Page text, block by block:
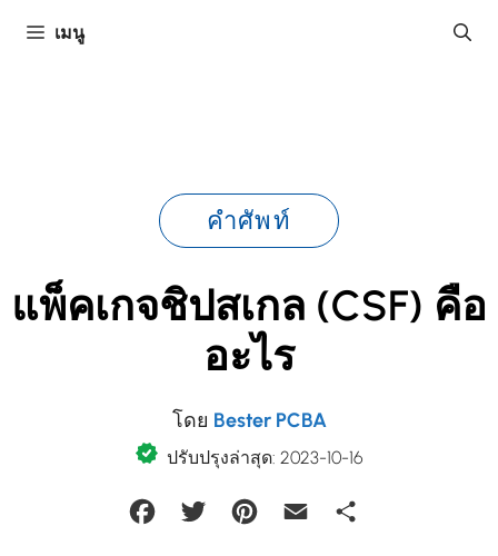
เมนู
คำศัพท์
แพ็คเกจชิปสเกล (CSF) คือ
อะไร
โดย Bester PCBA
ปรับปรุงล่าสุด: 2023-10-16
FacebookTwitter Pinterest Email